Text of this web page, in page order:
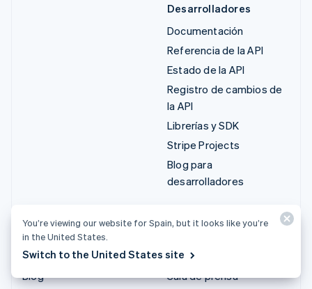
Desarrolladores
Documentación
Referencia de la API
Estado de la API
Registro de cambios de
la API
Librerías y SDK
Stripe Projects
Blog para
desarrolladores
Guías
Historias de clientes
Blog
Empleo
Sala de prensa
You’re viewing our website for Spain, but it looks like you’re
in the United States.
Switch to the United States site